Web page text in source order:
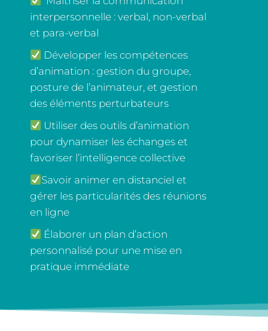
interpersonnelle : verbal, non-verbal
et para-verbal
Développer les compétences
d’animation : gestion du groupe,
posture de l’animateur, et gestion
des éléments perturbateurs
Utiliser des outils d’animation
pour dynamiser les échanges et
favoriser l’intelligence collective
Savoir animer en distanciel et
gérer les particularités des réunions
en ligne
Élaborer un plan d’action
personnalisé pour une mise en
pratique immédiate